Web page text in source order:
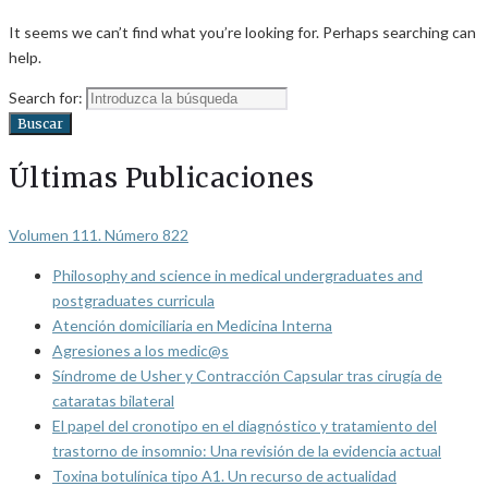
It seems we can’t find what you’re looking for. Perhaps searching can
help.
Search for:
Buscar
Últimas Publicaciones
Volumen 111. Número 822
Philosophy and science in medical undergraduates and
postgraduates curricula
Atención domiciliaria en Medicina Interna
Agresiones a los medic@s
Síndrome de Usher y Contracción Capsular tras cirugía de
cataratas bilateral
El papel del cronotipo en el diagnóstico y tratamiento del
trastorno de insomnio: Una revisión de la evidencia actual
Toxina botulínica tipo A1. Un recurso de actualidad